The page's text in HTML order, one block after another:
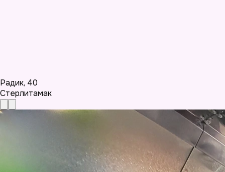
Радик, 40
Стерлитамак